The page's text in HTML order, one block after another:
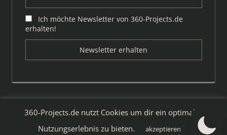
Ich möchte Newsletter von 360-Projects.de
erhalten!
WordPress-Theme: Tortuga von ThemeZee.
360-Projects.de nutzt Cookies um dir ein optimales
Nutzungserlebnis zu bieten.
akzeptieren